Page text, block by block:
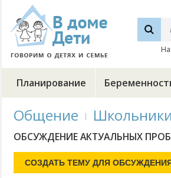
Планирование
Общение Школьники
ОБСУЖДЕНИЕ АКТУАЛЬНЫХ